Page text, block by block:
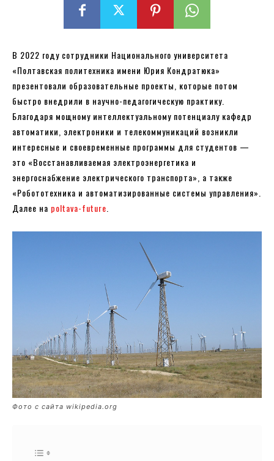
В 2022 году сотрудники Национального университета
«Полтавская политехника имени Юрия Кондратюка»
презентовали образовательные проекты, которые потом
быстро внедрили в научно-педагогическую практику.
Благодаря мощному интеллектуальному потенциалу кафедр
автоматики, электроники и телекоммуникаций возникли
интересные и своевременные программы для студентов —
это «Восстанавливаемая электроэнергетика и
энергоснабжение электрического транспорта», а также
«Робототехника и автоматизированные системы управления».
Далее на poltava-future
Фото с сайта wikipedia.org